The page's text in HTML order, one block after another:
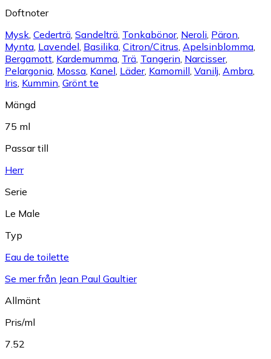
Doftnoter
Mysk, Cederträ, Sandelträ, Tonkabönor, Neroli, Päron,
Mynta, Lavendel, Basilika, Citron/Citrus, Apelsinblomma,
Bergamott, Kardemumma, Trä, Tangerin, Narcisser,
Pelargonia, Mossa, Kanel, Läder, Kamomill, Vanilj, Ambra,
Iris, Kummin, Grönt te
Mängd
75 ml
Passar till
Herr
Serie
Le Male
Typ
Eau de toilette
Se mer från Jean Paul Gaultier
Allmänt
Pris/ml
7.52